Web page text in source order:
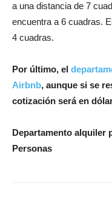
a una distancia de 7
encuentra a 6 cuadras.
4 cuadras.
Por último, el
Airbnb, aunque si se
cotización será en
Departamento alquiler
Personas